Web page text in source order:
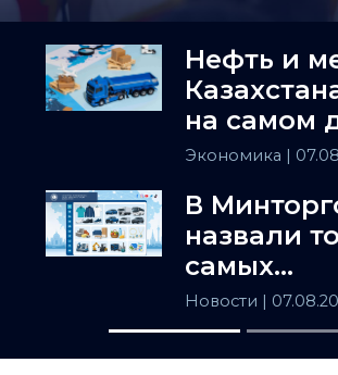
Нефть и
на самом
держит
Азию
Экономика |
В
назвали
самых
товаров в
Новости |